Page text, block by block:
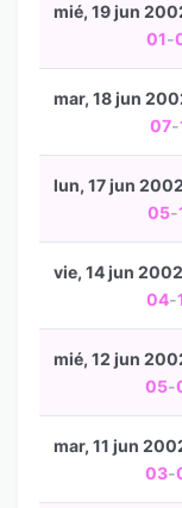
01-
mié, 19 jun
07-
mar, 18 jun
05-
lun, 17 jun 2002
04-
vie, 14 jun 2002
05-
mié, 12 jun
03-
mar, 11 jun